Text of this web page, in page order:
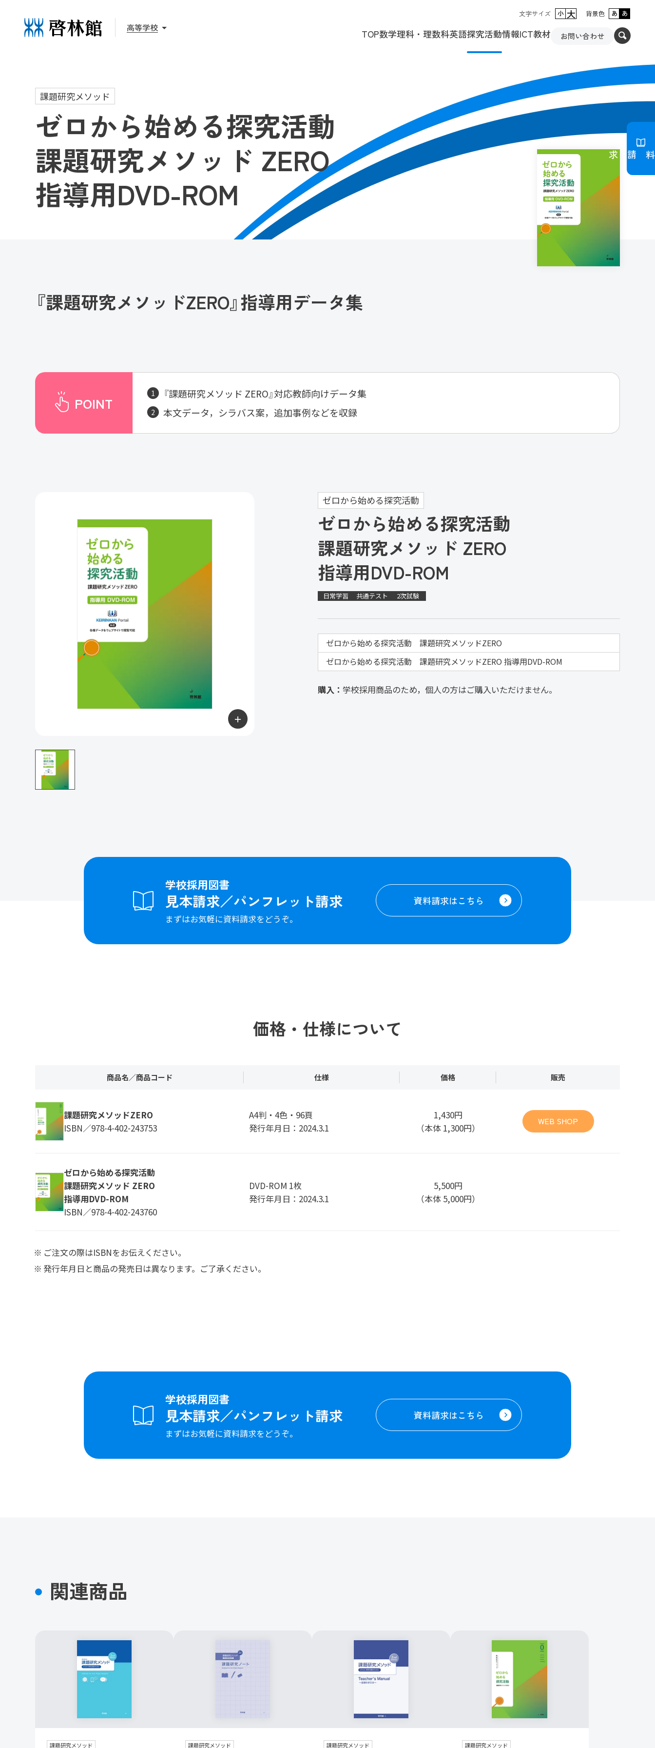
高等学校
文字サイズ 小 大 背景色 あ あ
TOP数学理科・理数科英語探究活動情報ICT教材 お問い合わせ
資料請求
課題研究メソッド
ゼロから始める探究活動
課題研究メソッド ZERO
指導用DVD-ROM
『課題研究メソッドZERO』指導用データ集
POINT
『課題研究メソッド ZERO』対応教師向けデータ集
本文データ，シラバス案，追加事例などを収録
ゼロから始める探究活動
ゼロから始める探究活動
課題研究メソッド ZERO
指導用DVD-ROM
日常学習 共通テスト 2次試験
＋
ゼロから始める探究活動 課題研究メソッドZERO
ゼロから始める探究活動 課題研究メソッドZERO 指導用DVD-ROM
購入： 学校採用商品のため，個人の方はご購入いただけません。
学校採用図書
見本請求／パンフレット請求
まずはお気軽に資料請求をどうぞ。
資料請求はこちら
価格・仕様について
商品名／商品コード 仕様 価格 販売
課題研究メソッドZERO
ISBN／978-4-402-243753
A4判・4色・96頁
発行年月日：2024.3.1
1,430円
（本体 1,300円）
WEB SHOP
ゼロから始める探究活動
課題研究メソッド ZERO
指導用DVD-ROM
ISBN／978-4-402-243760
DVD-ROM 1枚
発行年月日：2024.3.1
5,500円
（本体 5,000円）
ご注文の際はISBNをお伝えください。
発行年月日と商品の発売日は異なります。ご了承ください。
学校採用図書
見本請求／パンフレット請求
まずはお気軽に資料請求をどうぞ。
資料請求はこちら
関連商品
課題研究メソッド 課題研究メソッド 課題研究メソッド 課題研究メソッド